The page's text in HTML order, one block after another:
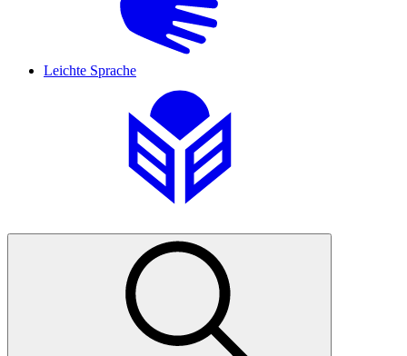
Leichte Sprache